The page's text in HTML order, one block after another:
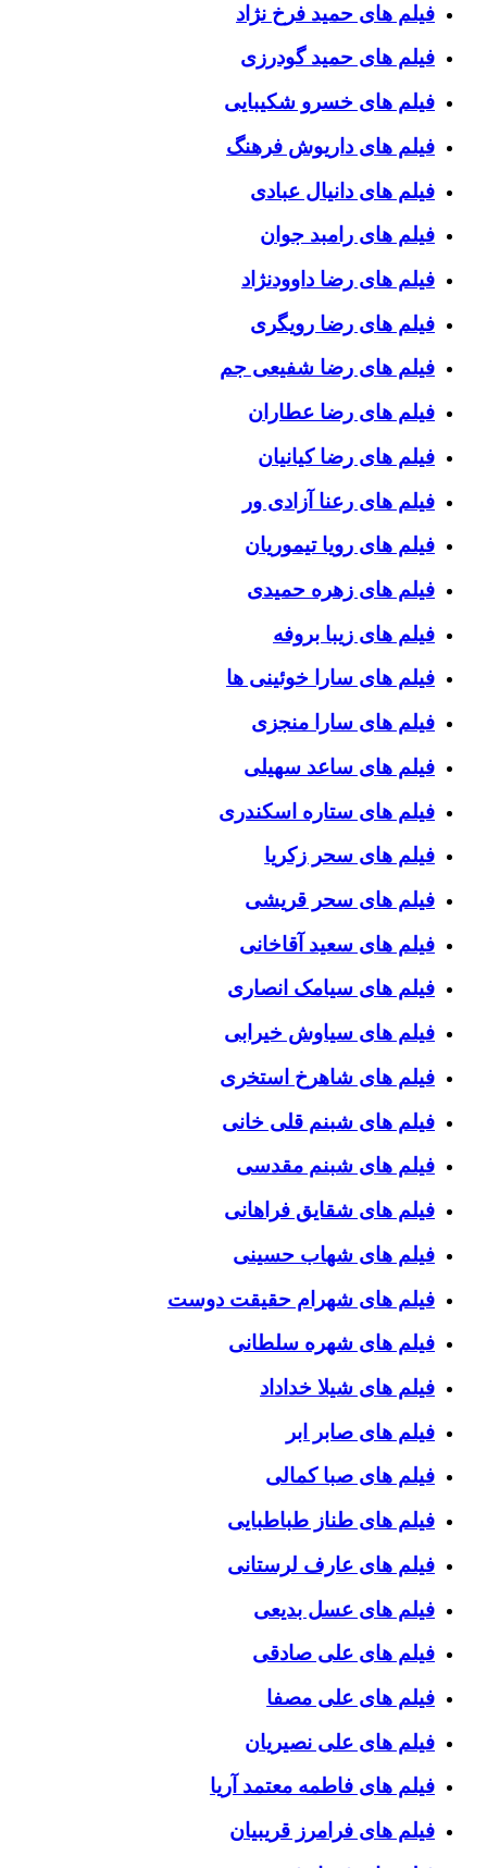
فیلم های حمید فرخ نژاد
فیلم های حمید گودرزی
فیلم های خسرو شکیبایی
فیلم های داریوش فرهنگ
فیلم های دانیال عبادی
فیلم های رامبد جوان
فیلم های رضا داوودنژاد
فیلم های رضا رویگری
فیلم های رضا شفیعی جم
فیلم های رضا عطاران
فیلم های رضا کیانیان
فیلم های رعنا آزادی ور
فیلم های رویا تیموریان
فیلم های زهره حمیدی
فیلم های زیبا بروفه
فیلم های سارا خوئینی ها
فیلم های سارا منجزی
فیلم های ساعد سهیلی
فیلم های ستاره اسکندری
فیلم های سحر زکریا
فیلم های سحر قریشی
فیلم های سعید آقاخانی
فیلم های سیامک انصاری
فیلم های سیاوش خیرابی
فیلم های شاهرخ استخری
فیلم های شبنم قلی خانی
فیلم های شبنم مقدسی
فیلم های شقایق فراهانی
فیلم های شهاب حسینی
فیلم های شهرام حقیقت دوست
فیلم های شهره سلطانی
فیلم های شیلا خداداد
فیلم های صابر ابر
فیلم های صبا کمالی
فیلم های طناز طباطبایی
فیلم های عارف لرستانی
فیلم های عسل بدیعی
فیلم های علی صادقی
فیلم های علی مصفا
فیلم های علی نصیریان
فیلم های فاطمه معتمد آریا
فیلم های فرامرز قریبیان